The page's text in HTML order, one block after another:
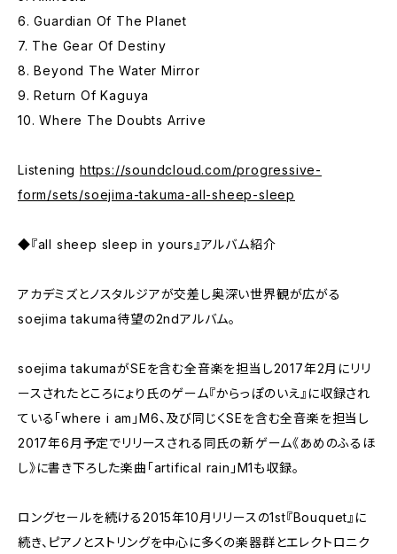
6. Guardian Of The Planet
7. The Gear Of Destiny
8. Beyond The Water Mirror
9. Return Of Kaguya
10. Where The Doubts Arrive
Listening https://soundcloud.com/progressive-
form/sets/soejima-takuma-all-sheep-sleep
◆『all sheep sleep in yours』アルバム紹介
アカデミズとノスタルジアが交差し奥深い世界観が広がる
soejima takuma待望の2ndアルバム。
soejima takumaがSEを含む全音楽を担当し2017年2月にリリ
ースされたところにょり氏のゲーム『からっぽのいえ』に収録され
ている「where i am」M6、及び同じくSEを含む全音楽を担当し
2017年6月予定でリリースされる同氏の新ゲーム《あめのふるほ
し》に書き下ろした楽曲「artifical rain」M1も収録。
ロングセールを続ける2015年10月リリースの1st『Bouquet』に
続き、ピアノとストリングを中心に多くの楽器群とエレクトロニク